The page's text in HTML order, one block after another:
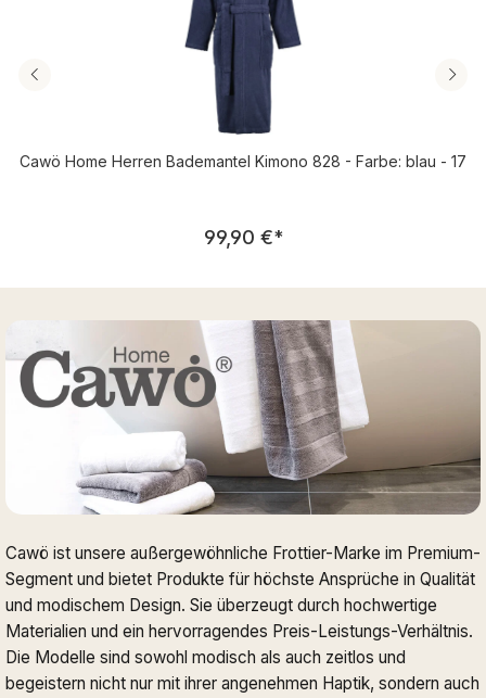
Cawö Home Herren Bademantel Kimono 828 - Farbe: blau - 17
Regulärer Preis:
99,90 €*
Cawö ist unsere außergewöhnliche Frottier-Marke im Premium-
Segment und bietet Produkte für höchste Ansprüche in Qualität
und modischem Design. Sie überzeugt durch hochwertige
Materialien und ein hervorragendes Preis-Leistungs-Verhältnis.
Die Modelle sind sowohl modisch als auch zeitlos und
begeistern nicht nur mit ihrer angenehmen Haptik, sondern auch